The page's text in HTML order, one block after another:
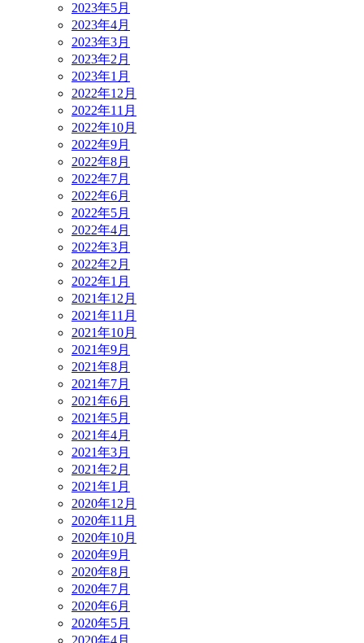
2023年5月
2023年4月
2023年3月
2023年2月
2023年1月
2022年12月
2022年11月
2022年10月
2022年9月
2022年8月
2022年7月
2022年6月
2022年5月
2022年4月
2022年3月
2022年2月
2022年1月
2021年12月
2021年11月
2021年10月
2021年9月
2021年8月
2021年7月
2021年6月
2021年5月
2021年4月
2021年3月
2021年2月
2021年1月
2020年12月
2020年11月
2020年10月
2020年9月
2020年8月
2020年7月
2020年6月
2020年5月